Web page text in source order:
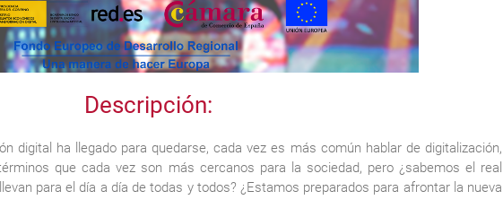
Descripción:
digital ha llegado para quedarse, cada vez es más común hablar de digitalización,
que cada vez son más cercanos para la sociedad, pero ¿sabemos el real
para el día a día de todas y todos? ¿Estamos preparados para afrontar la nueva